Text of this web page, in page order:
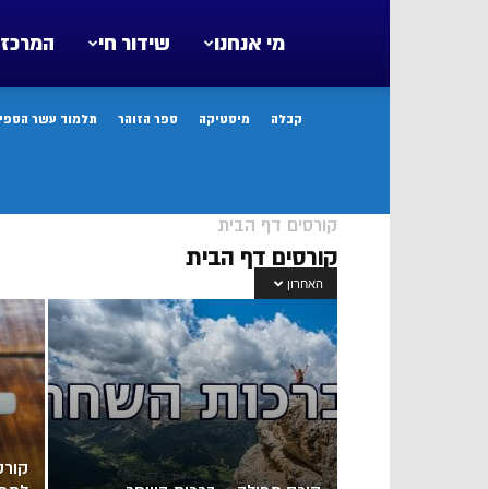
שידור חי מי אנחנו
קבלה מיסטיקה ספר הזוהר תלמוד עשר
קורסים דף הבית
קורסים דף הבית
האחרון